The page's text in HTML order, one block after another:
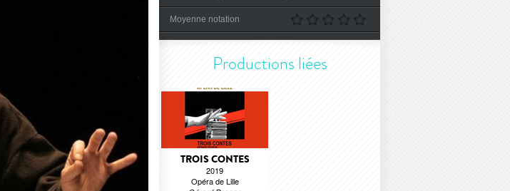
Moyenne notation
Productions liées
TROIS CONTES
2019
Opéra de Lille